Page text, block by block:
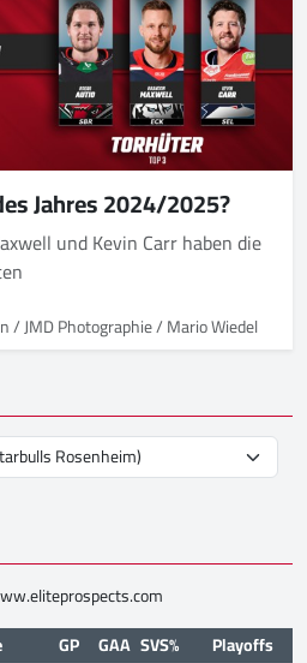
Jahres 2024/2025?
und Kevin Carr haben die
/ JMD Photographie / Mario Wiedel
GP GAA SVS% Playoffs